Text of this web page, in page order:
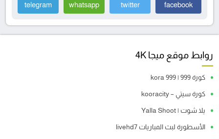
facebook
twitter
whatsapp
telegram
روابط موقع ميجا 4K
كورة 999 | kora 999
كورة سيتي – kooracity
يلا شوت | Yalla Shoot
الأسطورة لبث المباريات livehd7